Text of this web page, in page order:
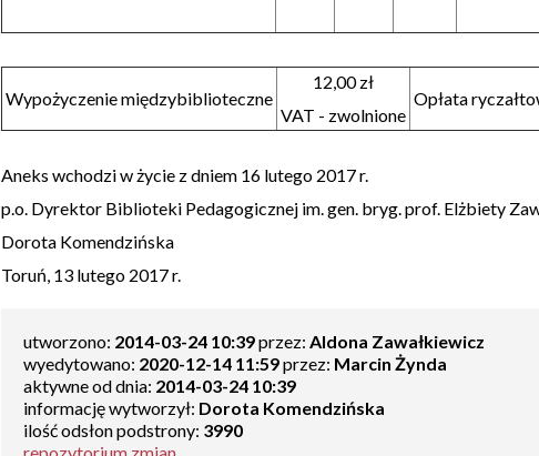
Wypożyczenie międzybiblioteczne
12,00 zł
VAT - zwolnione
Opłata
Aneks wchodzi w życie z dniem 16 lutego 2017 r.
p.o. Dyrektor Biblioteki Pedagogicznej im. gen. bryg. prof. Elżbiety
Dorota Komendzińska
Toruń, 13 lutego 2017 r.
utworzono: 2014-03-24 10:39przez:Aldona Zawałkiewicz
wyedytowano: 2020-12-14 11:59przez: Marcin Żynda
aktywne od dnia: 2014-03-24 10:39
informację wytworzył: Dorota Komendzińska
ilość odsłon podstrony: 3990